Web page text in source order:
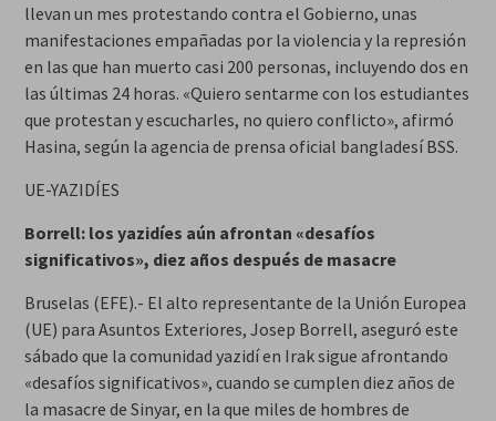
llevan un mes protestando contra el Gobierno, unas
manifestaciones empañadas por la violencia y la represión
en las que han muerto casi 200 personas, incluyendo dos en
las últimas 24 horas. «Quiero sentarme con los estudiantes
que protestan y escucharles, no quiero conflicto», afirmó
Hasina, según la agencia de prensa oficial bangladesí BSS.
UE-YAZIDÍES
Borrell: los yazidíes aún afrontan «desafíos
significativos», diez años después de masacre
Bruselas (EFE).- El alto representante de la Unión Europea
(UE) para Asuntos Exteriores, Josep Borrell, aseguró este
sábado que la comunidad yazidí en Irak sigue afrontando
«desafíos significativos», cuando se cumplen diez años de
la masacre de Sinyar, en la que miles de hombres de